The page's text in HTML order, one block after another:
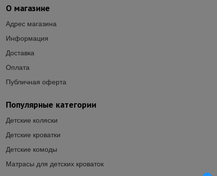
Популярные категории
Детские коляски
Детские кроватки
Детские комоды
Матрасы для детских кроваток
О магазине
Адрес магазина
Информация
Доставка
Оплата
Публичная оферта